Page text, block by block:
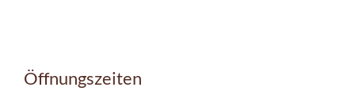
Öffnungszeiten